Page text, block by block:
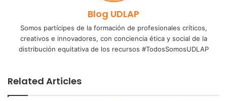
Blog UDLAP
Somos partícipes de la formación de profesionales críticos,
creativos e innovadores, con conciencia ética y social de la
distribución equitativa de los recursos #TodosSomosUDLAP
Related Articles